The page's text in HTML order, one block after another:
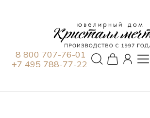
8 800 707-76-01
+7 495 788-77-22